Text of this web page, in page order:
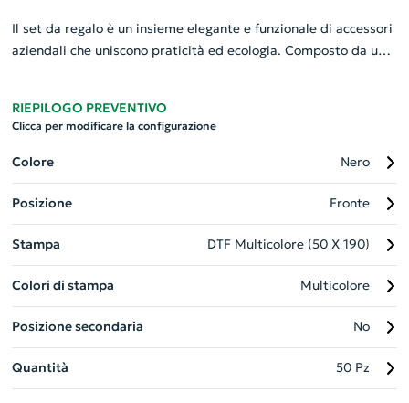
Il set da regalo è un insieme elegante e funzionale di accessori
aziendali che uniscono praticità ed ecologia. Composto da un
alluminio riciclato con impugnatura in bambù e inchiostro
dettaglio in bambù e un ombrello da 21 pollici con manico in
bambù. Ogni articolo è finemente lavorato per soddisfare le
esigenze quotidiane, promuovendo nel contempo la
sostenibilità ambientale. Perfetto come regalo aziendale
rispettoso dell'ambiente.
RIEPILOGO PREVENTIVO
Clicca per modificare la configurazione
Colore Nero
Posizione Fronte
Stampa DTF Multicolore (50 X 190)
Colori di stampa Multicolore
Posizione secondaria No
Quantità 50 Pz